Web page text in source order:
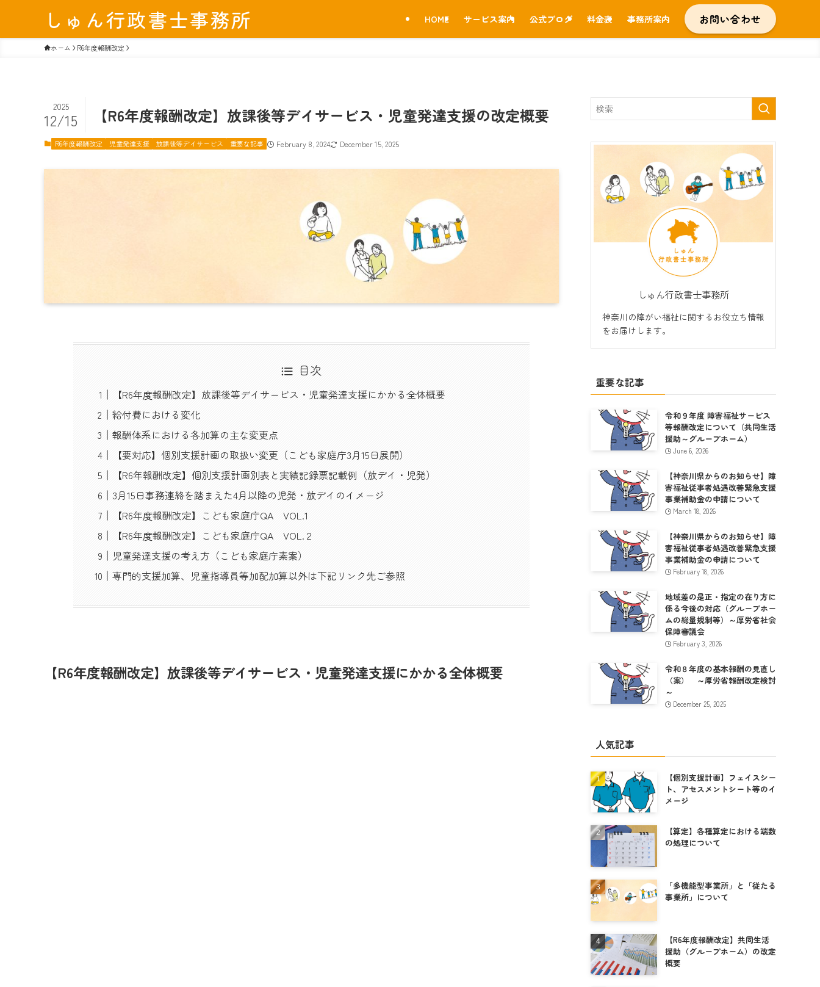
しゅん行政書士事務所 HOME サービス案内 公式ブログ 料金表 事務所案内 お問い合わせ
ホーム R6年度報酬改定
【R6年度報酬改定】放課後等デイサービス・児童発達支援の改定概要
2025
12/15
R6年度報酬改定 児童発達支援 放課後等デイサービス 重要な記事 February 8, 2024 December 15, 2025
目次
【R6年度報酬改定】放課後等デイサービス・児童発達支援にかかる全体概要
給付費における変化
報酬体系における各加算の主な変更点
【要対応】個別支援計画の取扱い変更（こども家庭庁3月15日展開）
【R6年報酬改定】個別支援計画別表と実績記録票記載例（放デイ・児発）
3月15日事務連絡を踏まえた4月以降の児発・放デイのイメージ
【R6年度報酬改定】こども家庭庁QA VOL.1
【R6年度報酬改定】こども家庭庁QA VOL.２
児童発達支援の考え方（こども家庭庁素案）
専門的支援加算、児童指導員等加配加算以外は下記リンク先ご参照
【R6年度報酬改定】放課後等デイサービス・児童発達支援にかかる全体概要
しゅん行政書士事務所
神奈川の障がい福祉に関するお役立ち情報
をお届けします。
重要な記事
令和９年度 障害福祉サービス
等報酬改定について（共同生活
援助～グループホーム）
June 6, 2026
【神奈川県からのお知らせ】障
害福祉従事者処遇改善緊急支援
事業補助金の申請について
March 18, 2026
【神奈川県からのお知らせ】障
害福祉従事者処遇改善緊急支援
事業補助金の申請について
February 18, 2026
地域差の是正・指定の在り方に
係る今後の対応（グループホー
ムの総量規制等）～厚労省社会
保障審議会
February 3, 2026
令和８年度の基本報酬の見直し
（案） ～厚労省報酬改定検討
～
December 25, 2025
人気記事
【個別支援計画】フェイスシー
ト、アセスメントシート等のイ
メージ
【算定】各種算定における端数
の処理について
「多機能型事業所」と「従たる
事業所」について
【R6年度報酬改定】共同生活
援助（グループホーム）の改定
概要